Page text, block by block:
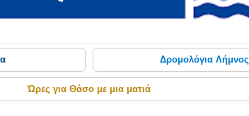
Δρομολόγια Λήμνος
Ώρες για Θάσο με μια ματιά